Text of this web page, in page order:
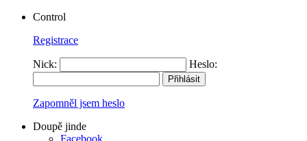
Control
Registrace
Nick: Heslo:
Zapomněl jsem heslo
Doupě jinde
Facebook